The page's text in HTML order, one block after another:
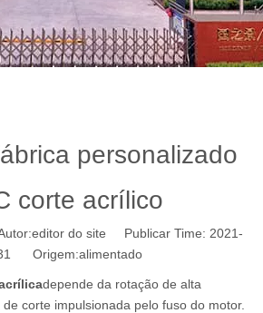
personalizado
corte acrílico
do site Publicar Time: 2021-
Origem:alimentado
depende da rotação de alta
corte impulsionada pelo fuso do motor.